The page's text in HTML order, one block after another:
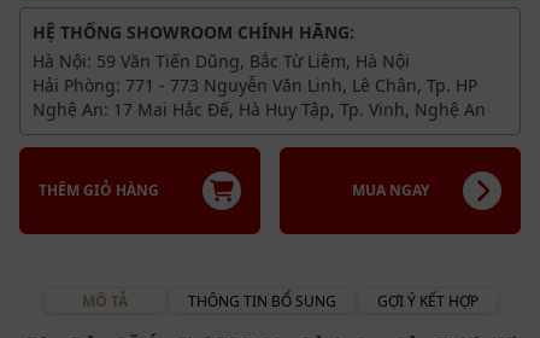
HỆ THỐNG SHOWROOM CHÍNH HÃNG:
Hà Nội: 59 Văn Tiến Dũng, Bắc Từ Liêm, Hà Nội
Hải Phòng: 771 - 773 Nguyễn Văn Linh, Lê Chân, Tp. HP
Nghệ An: 17 Mai Hắc Đế, Hà Huy Tập, Tp. Vinh, Nghệ An
THÊM GIỎ HÀNG MUA NGAY
MÔ TẢ THÔNG TIN BỔ SUNG GỢI Ý KẾT HỢP